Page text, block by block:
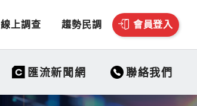
線上調查 趨勢民調 會員登入
匯流新聞網 聯絡我們